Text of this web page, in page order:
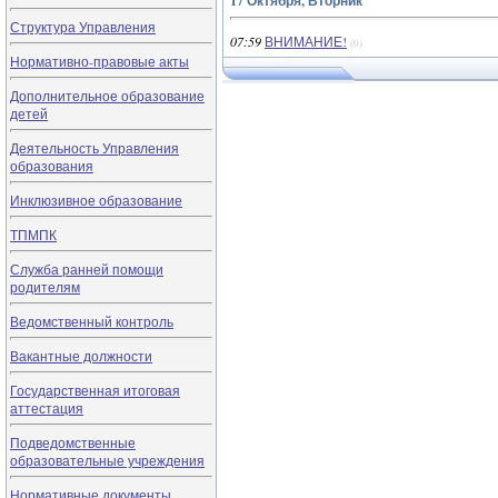
Структура Управления
Нормативно-правовые акты
Дополнительное образование
детей
Деятельность Управления
образования
Инклюзивное образование
ТПМПК
Служба ранней помощи
родителям
Ведомственный контроль
Вакантные должности
Государственная итоговая
аттестация
Подведомственные
образовательные учреждения
07:59 ВНИМАНИЕ! (0)